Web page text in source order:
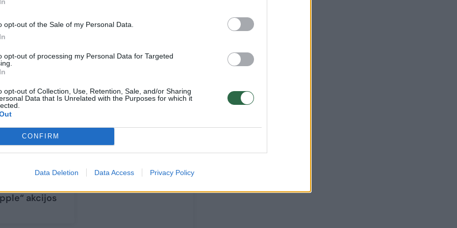
opt-out of the Sale of my Personal Data.
opt-out of processing my Personal Data for Targeted
opt-out of Collection, Use, Retention, Sale, and/or Sharing
Data that Is Unrelated with the Purposes for which it
CONFIRM
Data Deletion Data Access Privacy Policy
pranešimų
Kinijoje
akcijos